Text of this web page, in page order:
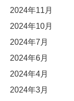
2024年11月
2024年10月
2024年7月
2024年6月
2024年4月
2024年3月